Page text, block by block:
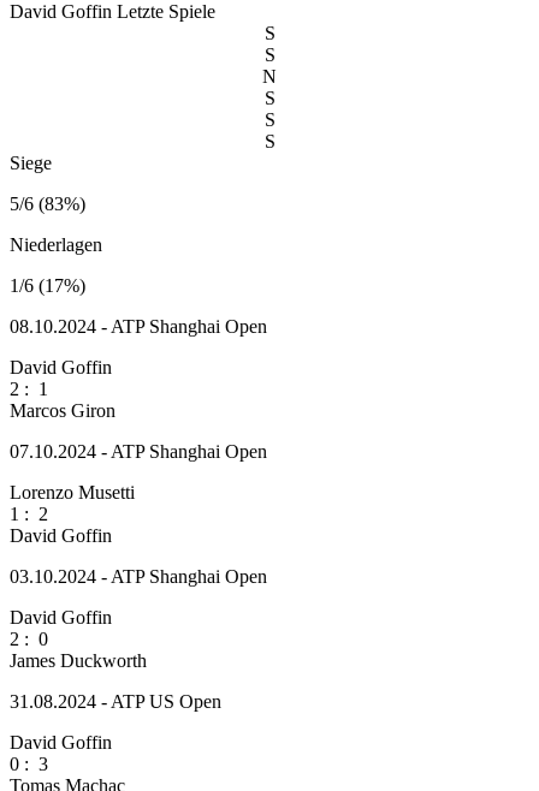
David Goffin Letzte Spiele
S
S
N
S
S
S
Siege
5/6 (83%)
Niederlagen
1/6 (17%)
08.10.2024 - ATP Shanghai Open
David Goffin
2 : 1
Marcos Giron
07.10.2024 - ATP Shanghai Open
Lorenzo Musetti
1 : 2
David Goffin
03.10.2024 - ATP Shanghai Open
David Goffin
2 : 0
James Duckworth
31.08.2024 - ATP US Open
David Goffin
0 : 3
Tomas Machac